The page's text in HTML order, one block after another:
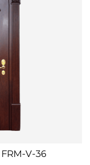
FRM-V-36